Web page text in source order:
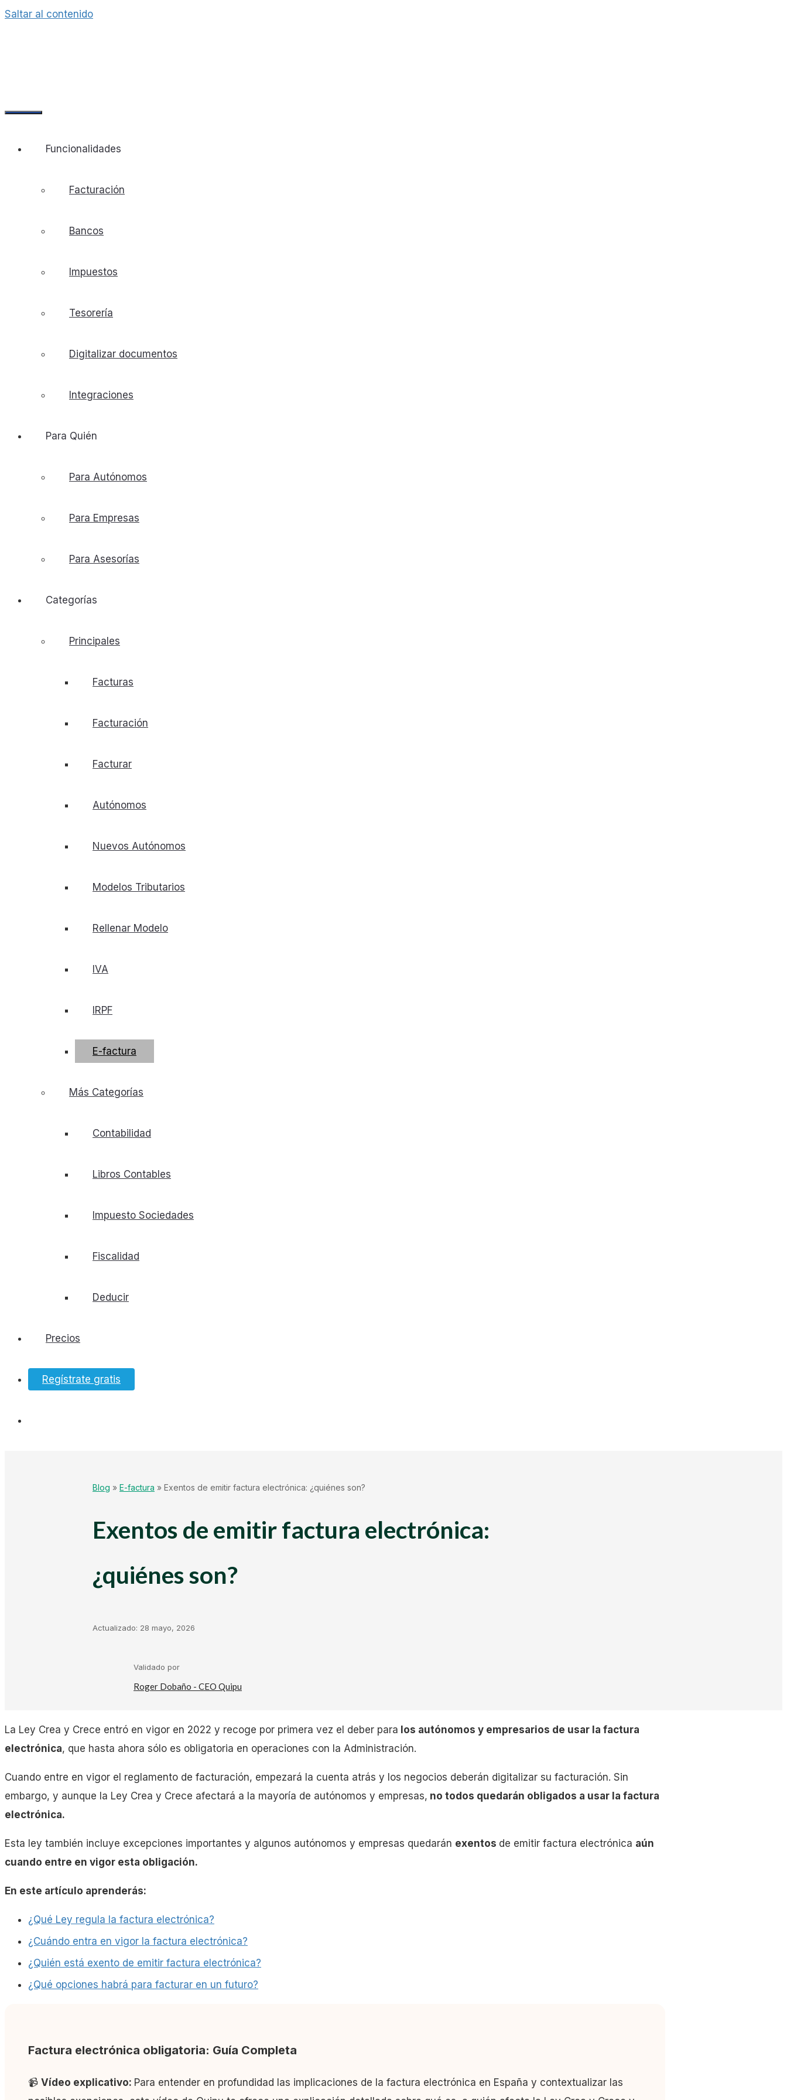
Saltar al contenido
Funcionalidades
Facturación
Bancos
Impuestos
Tesorería
Digitalizar documentos
Integraciones
Para Quién
Para Autónomos
Para Empresas
Para Asesorías
Categorías
Principales
Facturas
Facturación
Facturar
Autónomos
Nuevos Autónomos
Modelos Tributarios
Rellenar Modelo
IVA
IRPF
E-factura
Más Categorías
Contabilidad
Libros Contables
Impuesto Sociedades
Fiscalidad
Deducir
Bancos
Kit Digital
Plantillas Facturación
Plantillas Negocio
Gestorías
Laboral
Precios
Regístrate gratis
Blog » E-factura » Exentos de emitir factura electrónica: ¿quiénes son?
Exentos de emitir factura electrónica:
¿quiénes son?
Actualizado: 28 mayo, 2026
Validado por
Roger Dobaño - CEO Quipu
La Ley Crea y Crece entró en vigor en 2022 y recoge por primera vez el deber para los autónomos y empresarios de usar la factura
electrónica, que hasta ahora sólo es obligatoria en operaciones con la Administración.
Cuando entre en vigor el reglamento de facturación, empezará la cuenta atrás y los negocios deberán digitalizar su facturación. Sin
embargo, y aunque la Ley Crea y Crece afectará a la mayoría de autónomos y empresas, no todos quedarán obligados a usar la factura
electrónica.
Esta ley también incluye excepciones importantes y algunos autónomos y empresas quedarán exentos de emitir factura electrónica aún
cuando entre en vigor esta obligación.
En este artículo aprenderás:
¿Qué Ley regula la factura electrónica?
¿Cuándo entra en vigor la factura electrónica?
¿Quién está exento de emitir factura electrónica?
¿Qué opciones habrá para facturar en un futuro?
Factura electrónica obligatoria: Guía Completa
📹 Vídeo explicativo: Para entender en profundidad las implicaciones de la factura electrónica en España y contextualizar las